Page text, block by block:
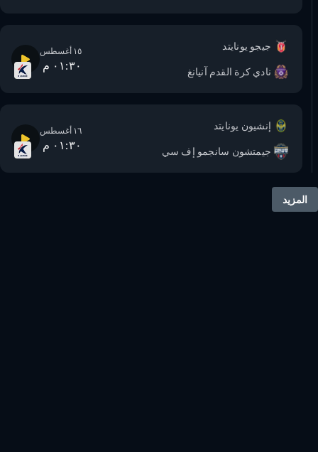
جيجو يونايتد
نادي كرة القدم آنيانغ ٠١:٣٠ م
إنشيون يونايتد
جيمتشون سانجمو إف سي ٠١:٣٠ م
المزيد